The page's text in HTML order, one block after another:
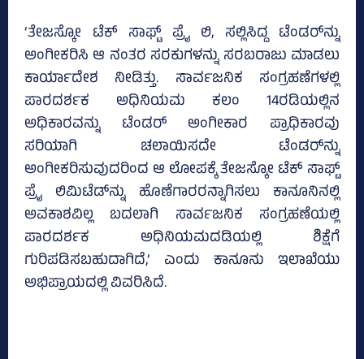
‘ತೇಜಸ್ಕೋ ಟೆಕ್‌ ಸಾಫ್ಟ್‌ ಪ್ರೈ ಲಿ, ಸಲ್ಲಿಸಿದ್ದ ಟೆಂಡರ್‌ನ್ನು
ಅಂಗೀಕರಿಸಿ ಆ ನಂತರ ಸರಕುಗಳನ್ನು ಸರಬರಾಜು ಮಾಡಲು
ಕಾರ್ಯಾದೇಶ ನೀಡಿತ್ತು. ಸಾರ್ವಜನಿಕ ಸಂಗ್ರಹಣೆಗಳಲ್ಲಿ
ಪಾರದರ್ಶಕ ಅಧಿನಿಯಮ ಕಲಂ 14ರಡಿಯಲ್ಲಿನ
ಅಧಿಕಾರವನ್ನು ಟೆಂಡರ್‌ ಅಂಗೀಕಾರ ಪ್ರಾಧಿಕಾರವು
ಸರಿಯಾಗಿ ಚಲಾಯಿಸದೇ ಟೆಂಡರ್‌ನ್ನು
ಅಂಗೀಕರಿಸುವುದರಿಂದ ಆ ಲೋಪಕ್ಕೆ ತೇಜಸ್ಕೋ ಟೆಕ್‌ ಸಾಫ್ಟ್‌
ಪ್ರೈ ಲಿಮಿಟೆಡ್‌ನ್ನು ಹೊಣೆಗಾರರನ್ನಾಗಿಸಲು ಕಾನೂನಿನಲ್ಲಿ
ಅವಕಾಶವಿಲ್ಲ ಬದಲಾಗಿ ಸಾರ್ವಜನಿಕ ಸಂಗ್ರಹಣೆಯಲ್ಲಿ
ಪಾರದರ್ಶಕ ಅಧಿನಿಯಮದಡಿಯಲ್ಲಿ ಶಿಕ್ಷೆಗೆ
ಗುರಿಪಡಿಸಬಹುದಾಗಿದೆ,’ ಎಂದು ಕಾನೂನು ಇಲಾಖೆಯು
ಅಭಿಪ್ರಾಯದಲ್ಲಿ ವಿವರಿಸಿದೆ.